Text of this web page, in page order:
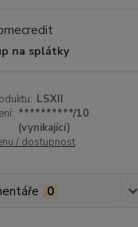
na splátky
LSXII
**********/10
(vynikající)
/ dostupnost
0